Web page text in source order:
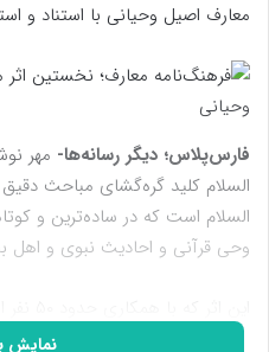
معارف اصیل وحیانی با استناد و
فارس‌پلاس؛ دیگر رسانه‌ها- مهر
السلام کلید گره‌گشای مباحث
السلام است که در ساده‌ترین و
وحی قرآنی و احادیث نبوی و اهل
دانش کلام، قرآن پژوهی و حدیث
نمایش